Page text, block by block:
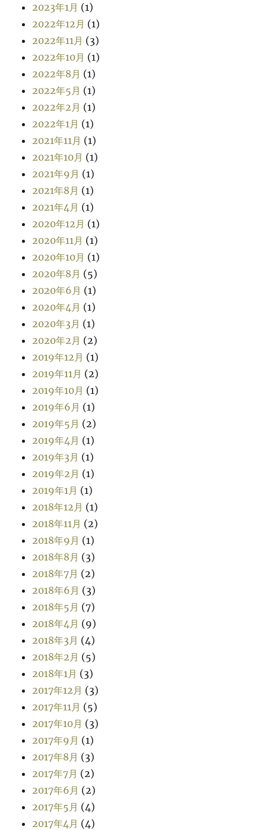
2023年1月 (1)
2022年12月 (1)
2022年11月 (3)
2022年10月 (1)
2022年8月 (1)
2022年5月 (1)
2022年2月 (1)
2022年1月 (1)
2021年11月 (1)
2021年10月 (1)
2021年9月 (1)
2021年8月 (1)
2021年4月 (1)
2020年12月 (1)
2020年11月 (1)
2020年10月 (1)
2020年8月 (5)
2020年6月 (1)
2020年4月 (1)
2020年3月 (1)
2020年2月 (2)
2019年12月 (1)
2019年11月 (2)
2019年10月 (1)
2019年6月 (1)
2019年5月 (2)
2019年4月 (1)
2019年3月 (1)
2019年2月 (1)
2019年1月 (1)
2018年12月 (1)
2018年11月 (2)
2018年9月 (1)
2018年8月 (3)
2018年7月 (2)
2018年6月 (3)
2018年5月 (7)
2018年4月 (9)
2018年3月 (4)
2018年2月 (5)
2018年1月 (3)
2017年12月 (3)
2017年11月 (5)
2017年10月 (3)
2017年9月 (1)
2017年8月 (3)
2017年7月 (2)
2017年6月 (2)
2017年5月 (4)
2017年4月 (4)